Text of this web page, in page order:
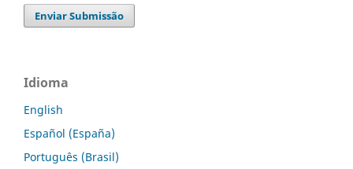
Enviar Submissão
Idioma
English
Español (España)
Português (Brasil)